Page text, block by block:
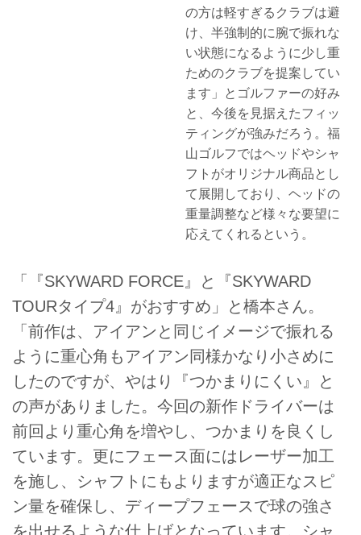
の方は軽すぎるクラブは避
け、半強制的に腕で振れな
い状態になるように少し重
ためのクラブを提案してい
ます」とゴルファーの好み
と、今後を見据えたフィッ
ティングが強みだろう。福
山ゴルフではヘッドやシャ
フトがオリジナル商品とし
て展開しており、ヘッドの
重量調整など様々な要望に
応えてくれるという。
「『SKYWARD FORCE』と『SKYWARD
TOURタイプ4』がおすすめ」と橋本さん。
「前作は、アイアンと同じイメージで振れる
ように重心角もアイアン同様かなり小さめに
したのですが、やはり『つかまりにくい』と
の声がありました。今回の新作ドライバーは
前回より重心角を増やし、つかまりを良くし
ています。更にフェース面にはレーザー加工
を施し、シャフトにもよりますが適正なスピ
ン量を確保し、ディープフェースで球の強さ
を出せるような仕上げとなっています。シャ